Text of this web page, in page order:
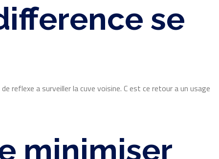
se
reflexe a surveiller la cuve voisine. C est ce retour a un usage
minimiser